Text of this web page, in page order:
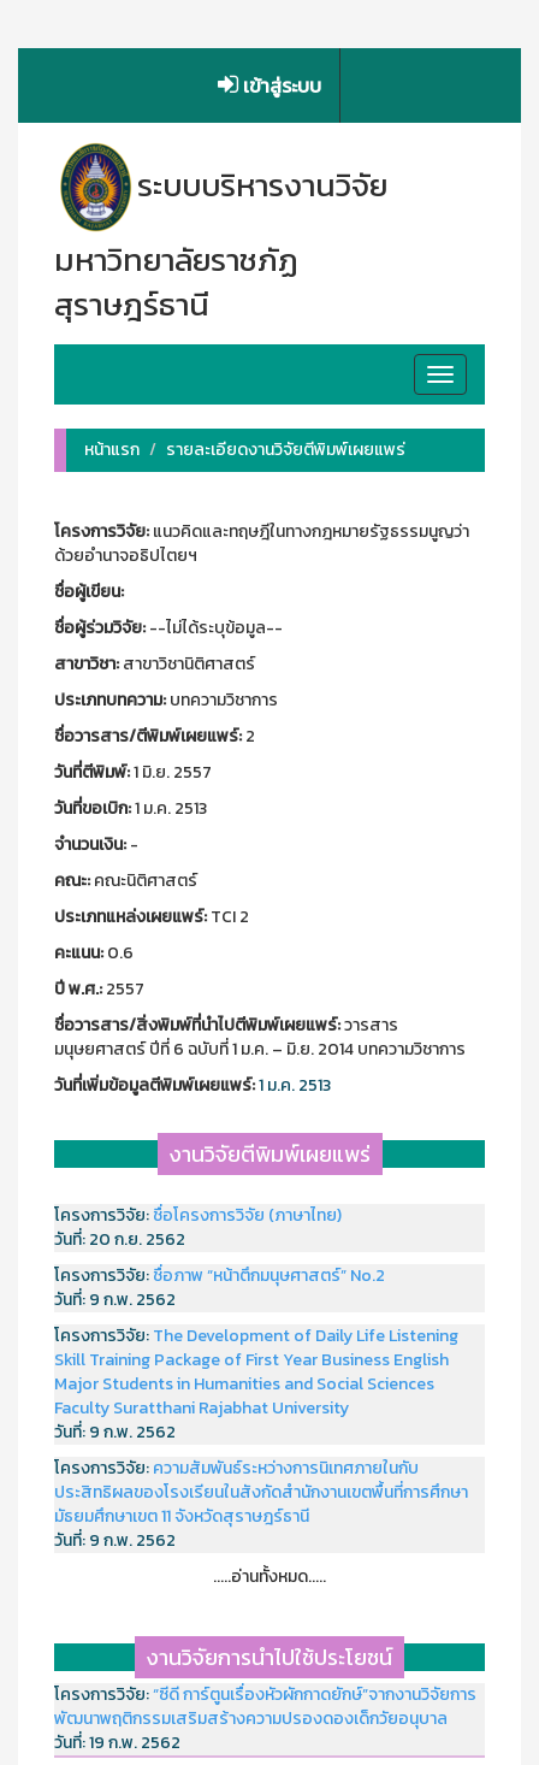
เข้าสู่ระบบ
ระบบบริหารงานวิจัย
มหาวิทยาลัยราชภัฏ
สุราษฎร์ธานี
Toggle
navigation
หน้าแรก
รายละเอียดงานวิจัยตีพิมพ์เผยแพร่
โครงการวิจัย:แนวคิดและทฤษฎีในทางกฎหมายรัฐธรรมนูญว่า
ด้วยอำนาจอธิปไตยฯ
ชื่อผู้เขียน:
ชื่อผู้ร่วมวิจัย:--ไม่ได้ระบุข้อมูล--
สาขาวิชา:สาขาวิชานิติศาสตร์
ประเภทบทความ:บทความวิชาการ
ชื่อวารสาร/ตีพิมพ์เผยแพร์:2
วันที่ตีพิมพ์:1 มิ.ย. 2557
วันที่ขอเบิก:1 ม.ค. 2513
จำนวนเงิน:-
คณะ:คณะนิติศาสตร์
ประเภทแหล่งเผยแพร์:TCI 2
คะแนน:0.6
ปี พ.ศ.:2557
ชื่อวารสาร/สิ่งพิมพ์ที่นำไปตีพิมพ์เผยแพร์:วารสาร
มนุษยศาสตร์ ปีที่ 6 ฉบับที่ 1 ม.ค. – มิ.ย. 2014 บทความวิชาการ
วันที่เพิ่มข้อมูลตีพิมพ์เผยแพร์:1 ม.ค. 2513
งานวิจัยตีพิมพ์เผยแพร่
โครงการวิจัย:ชื่อโครงการวิจัย (ภาษาไทย)
วันที่:20 ก.ย. 2562
โครงการวิจัย:ชื่อภาพ “หน้าตึกมนุษศาสตร์” No.2
วันที่:9 ก.พ. 2562
โครงการวิจัย:The Development of Daily Life Listening
Skill Training Package of First Year Business English
Major Students in Humanities and Social Sciences
Faculty Suratthani Rajabhat University
วันที่:9 ก.พ. 2562
โครงการวิจัย:ความสัมพันธ์ระหว่างการนิเทศภายในกับ
ประสิทธิผลของโรงเรียนในสังกัดสำนักงานเขตพื้นที่การศึกษา
มัธยมศึกษาเขต 11 จังหวัดสุราษฎร์ธานี
วันที่:9 ก.พ. 2562
.....อ่านทั้งหมด.....
งานวิจัยการนำไปใช้ประโยชน์
โครงการวิจัย:“ซีดี การ์ตูนเรื่องหัวผักกาดยักษ์”จากงานวิจัยการ
พัฒนาพฤติกรรมเสริมสร้างความปรองดองเด็กวัยอนุบาล
วันที่:19 ก.พ. 2562